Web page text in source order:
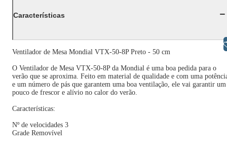
Características
Ventilador de Mesa Mondial VTX-50-8P Preto - 50 cm
O Ventilador de Mesa VTX-50-8P da Mondial é uma boa pedida para o
verão que se aproxima. Feito em material de qualidade e com uma
e um número de pás que garantem uma boa ventilação, ele vai garantir um
pouco de frescor e alívio no calor do verão.
Características:
Nº de velocidades 3
Grade Removível